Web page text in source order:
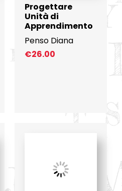
Progettare
Unità di
Apprendimento
Penso Diana
€26.00